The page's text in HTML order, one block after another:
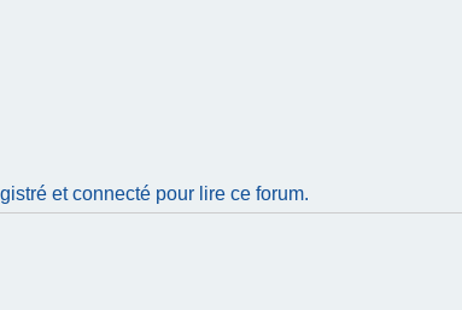
et connecté pour lire ce forum.